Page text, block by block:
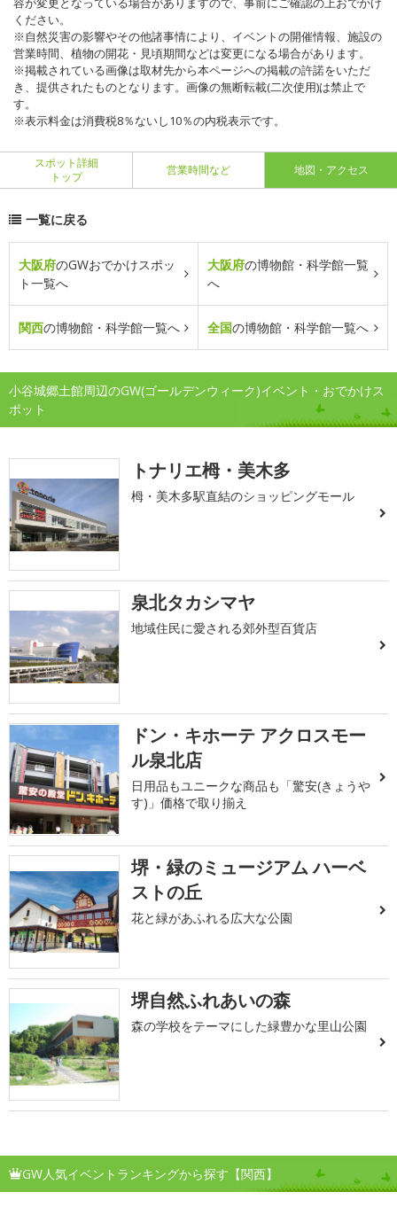
ください。
※自然災害の影響やその他諸事情により、イベントの開催情報、施設の
営業時間、植物の開花・見頃期間などは変更になる場合があります。
※掲載されている画像は取材先から本ページへの掲載の許諾をいただ
き、提供されたものとなります。画像の無断転載(二次使用)は禁止で
す。
※表示料金は消費税8％ないし10％の内税表示です。
スポット詳細
トップ
営業時間など 地図・アクセス
一覧に戻る
大阪府のGWおでかけスポッ
ト一覧へ
大阪府の博物館・科学館一覧
へ
関西の博物館・科学館一覧へ 全国の博物館・科学館一覧へ
小谷城郷土館周辺のGW(ゴールデンウィーク)イベント・おでかけス
ポット
トナリエ栂・美木多
栂・美木多駅直結のショッピングモール
泉北タカシマヤ
地域住民に愛される郊外型百貨店
ドン・キホーテ アクロスモー
ル泉北店
日用品もユニークな商品も「驚安(きょうや
す)」価格で取り揃え
堺・緑のミュージアム ハーベ
ストの丘
花と緑があふれる広大な公園
堺自然ふれあいの森
森の学校をテーマにした緑豊かな里山公園
GW人気イベントランキングから探す【関西】